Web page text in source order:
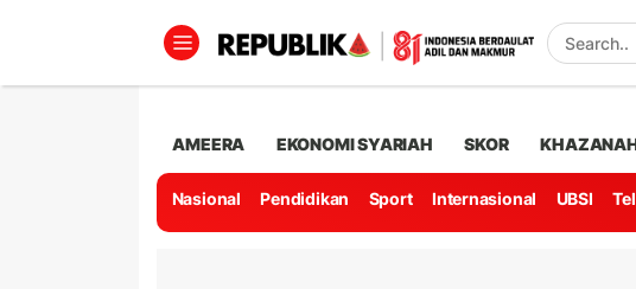
AMEERA EKONOMI SYARIAH SKOR
Nasional Pendidikan Sport Internasional UBSI